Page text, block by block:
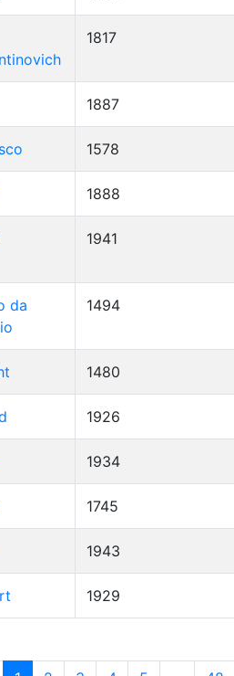
1817
1887
1578
1888
1941
da
1494
1480
1926
1934
1745
1943
1929